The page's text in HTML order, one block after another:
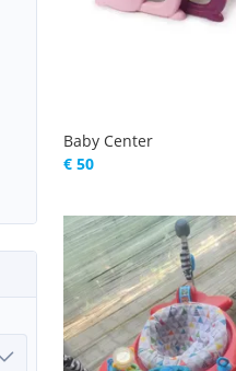
Baby Center
€ 50